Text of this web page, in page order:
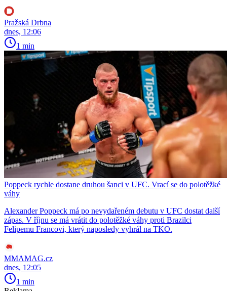
Pražská Drbna
dnes, 12:06
1 min
Poppeck rychle dostane druhou šanci v UFC. Vrací se do polotěžké
váhy
Alexander Poppeck má po nevydařeném debutu v UFC dostat další
zápas. V říjnu se má vrátit do polotěžké váhy proti Brazilci
Felipemu Francovi, který naposledy vyhrál na TKO.
MMAMAG.cz
dnes, 12:05
1 min